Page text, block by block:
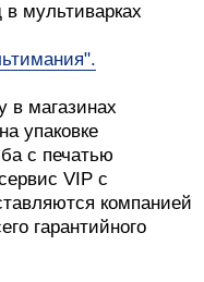
мультиварках
в магазинах
упаковке
с печатью
VIP с
компанией
гарантийного